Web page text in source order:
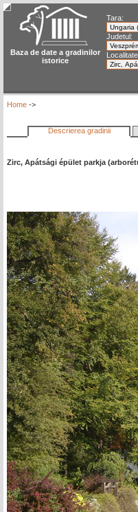
Baza de date a gradinilor
istorice
Tara:
Judetul:
Home ->
Descrierea gradinii
Zirc, Apátsági épület parkja